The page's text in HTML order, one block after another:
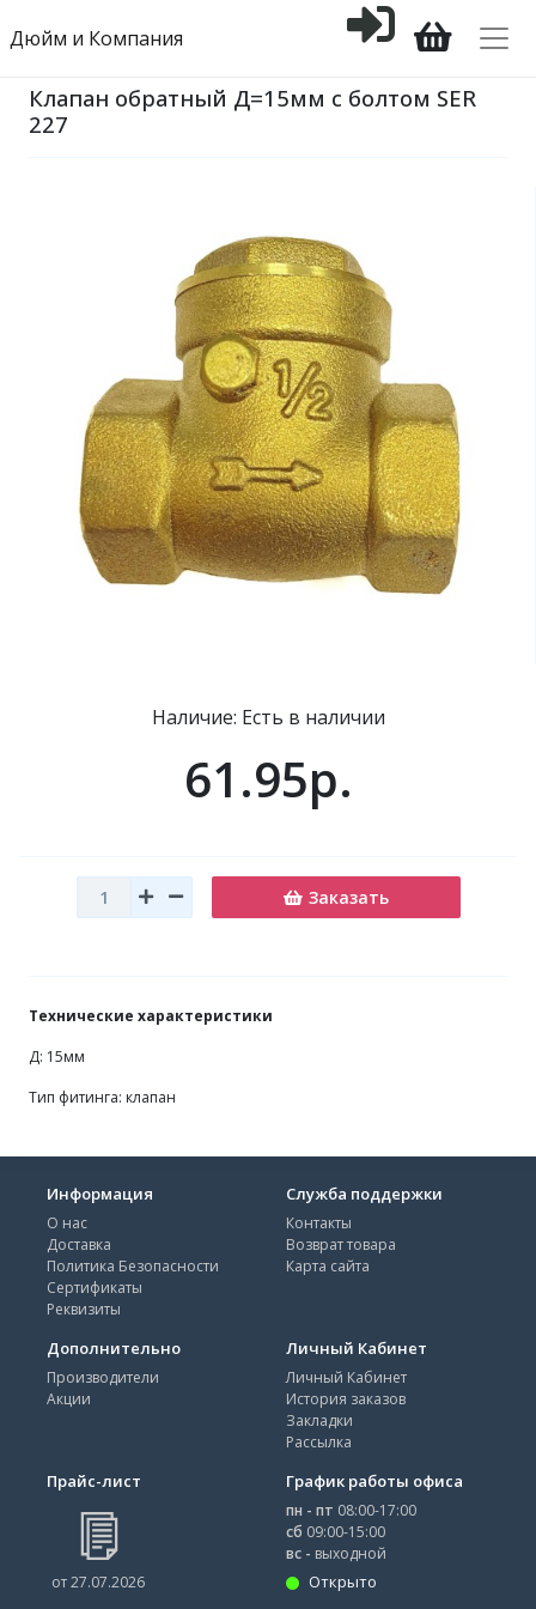
Дюйм и Компания
Клапан обратный Д=15мм с болтом SER
227
Наличие: Есть в наличии
61.95р.
Заказать
Технические характеристики
Д: 15мм
Тип фитинга: клапан
Информация
О нас
Доставка
Политика Безопасности
Сертификаты
Реквизиты
Служба поддержки
Контакты
Возврат товара
Карта сайта
Дополнительно
Производители
Акции
Личный Кабинет
Личный Кабинет
История заказов
Закладки
Рассылка
Прайс-лист
от 27.07.2026
График работы офиса
пн - пт 08:00-17:00
сб 09:00-15:00
вс - выходной
Открыто